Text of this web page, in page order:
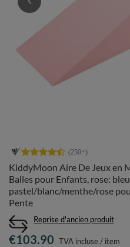
KiddyMoon Aire De Jeux en
Balles pour Enfants, rose:
pastel/blanc/menthe/rose
Pente
Reprise d'ancien produit
€103.90 TVA incluse/ item